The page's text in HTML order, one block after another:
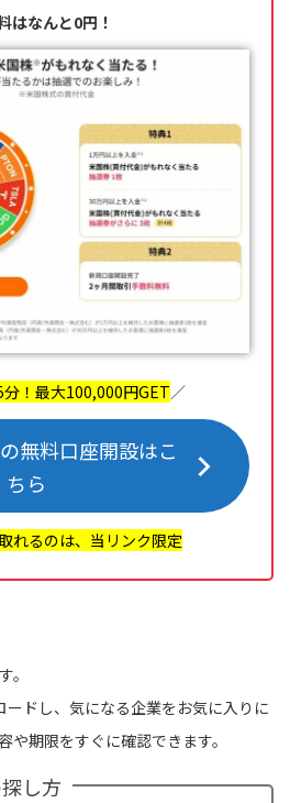
はなんと0円！
！最大100,000円GET／
無料口座開設はこ
ちら
れるのは、当リンク限定
。
ードし、気になる企業をお気に入りに
や期限をすぐに確認できます。
し方